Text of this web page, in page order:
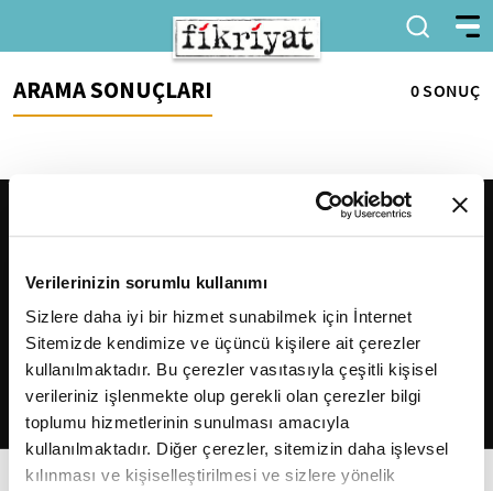
Verilerinizin sorumlu kullanımı
Sizlere daha iyi bir hizmet sunabilmek için İnternet
Sitemizde kendimize ve üçüncü kişilere ait çerezler
kullanılmaktadır. Bu çerezler vasıtasıyla çeşitli kişisel
verileriniz işlenmekte olup gerekli olan çerezler bilgi
toplumu hizmetlerinin sunulması amacıyla
kullanılmaktadır. Diğer çerezler, sitemizin daha işlevsel
kılınması ve kişiselleştirilmesi ve sizlere yönelik
ARAMA SONUÇLARI 0 SONUÇ
2026Fikriyat. Tüm hakları saklıdır.